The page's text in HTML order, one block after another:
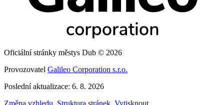
Oficiální stránky městys Dub © 2026
Provozovatel Galileo Corporation s.r.o.
Poslední aktualizace: 6. 8. 2026
Změna vzhledu, Struktura stránek, Vytisknout